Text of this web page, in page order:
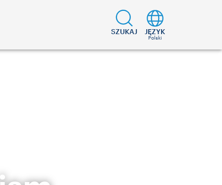
SZUKAJ JĘZYK
Polski